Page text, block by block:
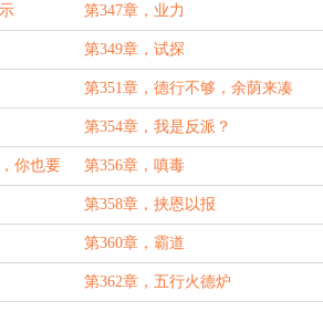
第347章，业力
第349章，试探
第351章，德行不够，余荫来凑
第354章，我是反派？
你也要 第356章，嗔毒
第358章，挟恩以报
第360章，霸道
第362章，五行火德炉